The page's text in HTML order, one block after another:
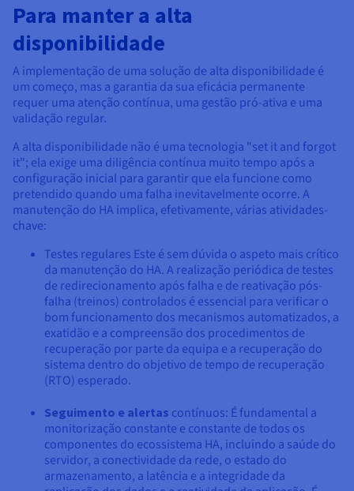
Para manter a alta
disponibilidade
A implementação de uma solução de alta disponibilidade é
um começo, mas a garantia da sua eficácia permanente
requer uma atenção contínua, uma gestão pró-ativa e uma
validação regular.
A alta disponibilidade não é uma tecnologia "set it and forgot
it"; ela exige uma diligência contínua muito tempo após a
configuração inicial para garantir que ela funcione como
pretendido quando uma falha inevitavelmente ocorre. A
manutenção do HA implica, efetivamente, várias atividades-
chave:
Testes regulares Este é sem dúvida o aspeto mais crítico
da manutenção do HA. A realização periódica de testes
de redirecionamento após falha e de reativação pós-
falha (treinos) controlados é essencial para verificar o
bom funcionamento dos mecanismos automatizados, a
exatidão e a compreensão dos procedimentos de
recuperação por parte da equipa e a recuperação do
sistema dentro do objetivo de tempo de recuperação
(RTO) esperado.
Seguimento e alertas contínuos: É fundamental a
monitorização constante e constante de todos os
componentes do ecossistema HA, incluindo a saúde do
servidor, a conectividade da rede, o estado do
armazenamento, a latência e a integridade da